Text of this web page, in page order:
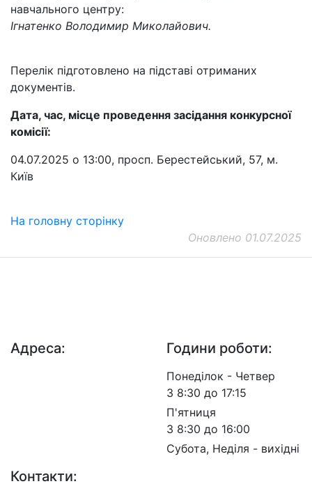
навчального центру:
Ігнатенко Володимир Миколайович.
Перелік підготовлено на підставі отриманих
документів.
Дата, час, місце проведення засідання конкурсної
комісії:
04.07.2025 о 13:00, просп. Берестейський, 57, м.
Київ
На головну сторінку
Оновлено 01.07.2025
Адреса: Години роботи:
Понеділок - Четвер
З 8:30 до 17:15
П'ятниця
З 8:30 до 16:00
Субота, Неділя - вихідні
Контакти: